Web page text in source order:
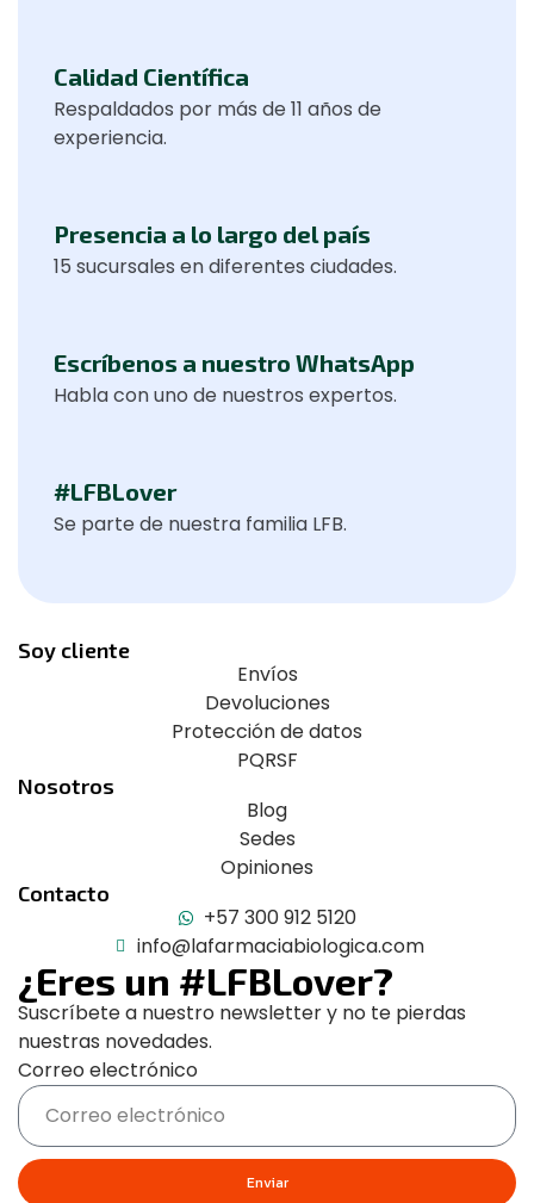
Calidad Científica
Respaldados por más de 11 años de
experiencia.
Presencia a lo largo del país
15 sucursales en diferentes ciudades.
Escríbenos a nuestro WhatsApp
Habla con uno de nuestros expertos.
#LFBLover
Se parte de nuestra familia LFB.
Soy cliente
Envíos
Devoluciones
Protección de datos
PQRSF
Nosotros
Blog
Sedes
Opiniones
Contacto
+57 300 912 5120
info@lafarmaciabiologica.com
¿Eres un #LFBLover?
Suscríbete a nuestro newsletter y no te pierdas
nuestras novedades.
Correo electrónico
Enviar